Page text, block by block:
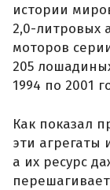
истории
2,0-литровых
моторов
205
1994 по 2001
Как показал
эти агрегаты
а их ресурс